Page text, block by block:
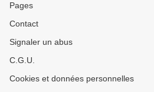
Pages
Contact
Signaler un abus
C.G.U.
Cookies et données personnelles